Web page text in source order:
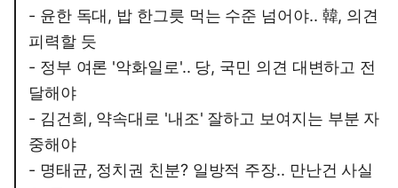
- 윤한 독대, 밥 한그릇 먹는 수준 넘어야.. 韓, 의견
피력할 듯
- 정부 여론 '악화일로'.. 당, 국민 의견 대변하고 전
달해야
- 김건희, 약속대로 '내조' 잘하고 보여지는 부분 자
중해야
- 명태균, 정치권 친분? 일방적 주장.. 만난건 사실